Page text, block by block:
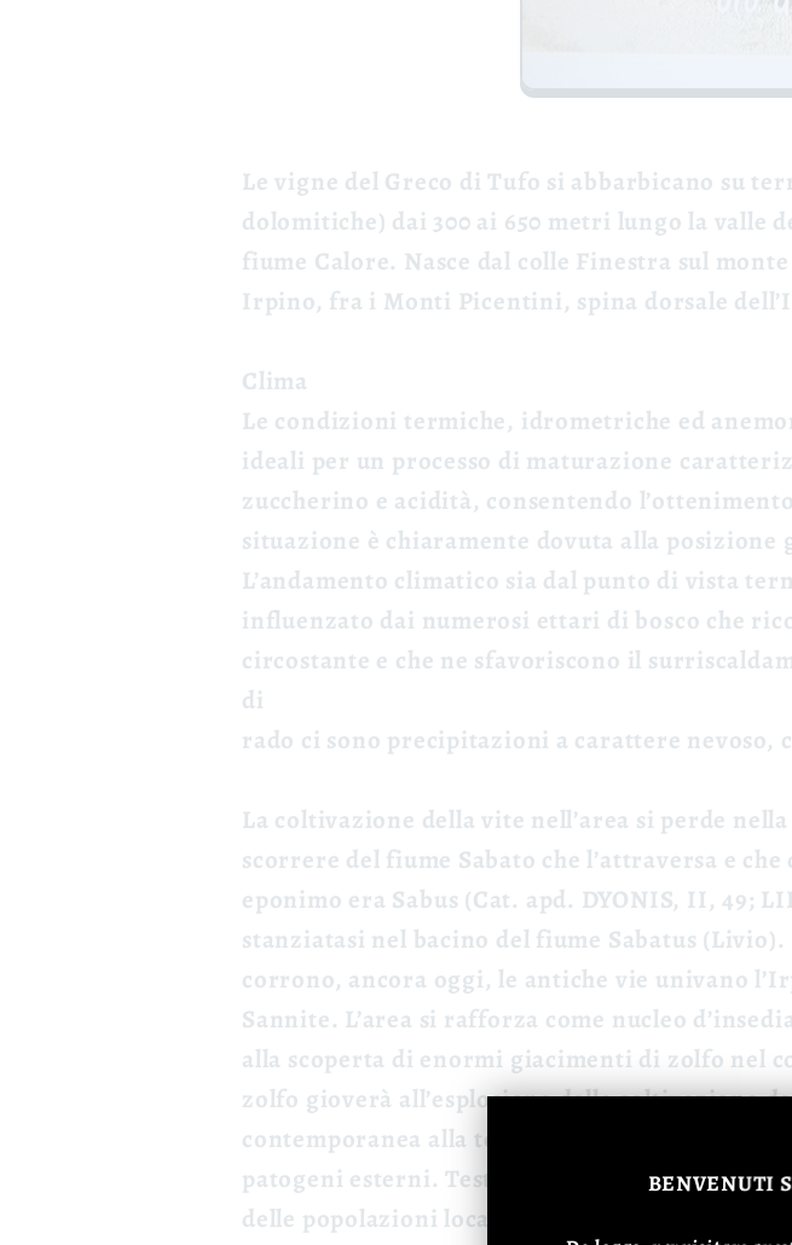
Le vigne del Greco di Tufo si abbarbicano su
dolomitiche) dai 300 ai 650 metri lungo la valle
fiume Calore. Nasce dal colle Finestra sul
Irpino, fra i Monti Picentini, spina dorsale
Clima
Le condizioni termiche, idrometriche ed
ideali per un processo di maturazione
zuccherino e acidità, consentendo
situazione è chiaramente dovuta alla
L’andamento climatico sia dal punto di vista
influenzato dai numerosi ettari di bosco che
circostante e che ne sfavoriscono il
di
rado ci sono precipitazioni a carattere nevoso,
La coltivazione della vite nell’area si perde
scorrere del fiume Sabato che l’attraversa e
eponimo era Sabus (Cat. apd. DYONIS, II, 49;
stanziatasi nel bacino del fiume Sabatus
corrono, ancora oggi, le antiche vie univano
Sannite. L’area si rafforza come nucleo
alla scoperta di enormi giacimenti di zolfo nel
zolfo gioverà all’esplosione della coltivazione
contemporanea alla tecnica della “zolfatura”
patogeni esterni. Testimonianza della
delle popolazioni locali è data dalla bibliografia
BENVENUTI